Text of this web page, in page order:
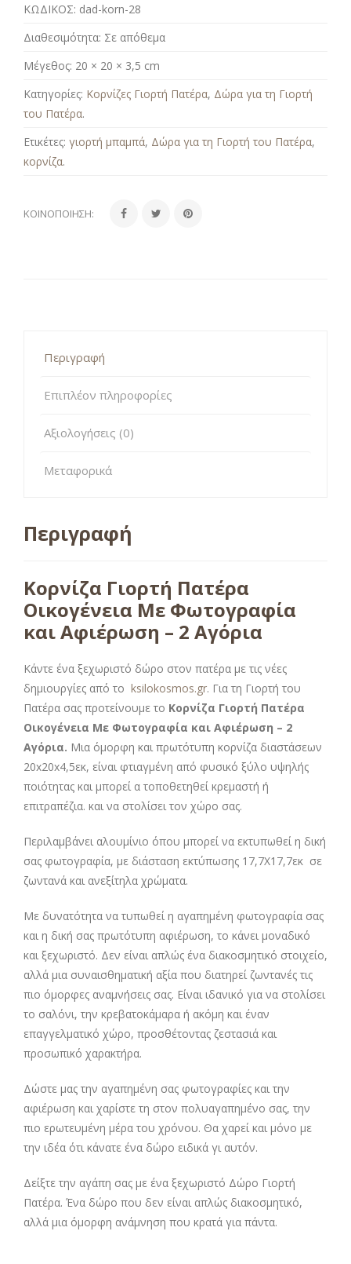
ΚΩΔΙΚΟΣ: dad-korn-28
Διαθεσιμότητα: Σε απόθεμα
Μέγεθος: 20 × 20 × 3,5 cm
Κατηγορίες: Κορνίζες Γιορτή Πατέρα, Δώρα για τη Γιορτή
του Πατέρα.
Ετικέτες: γιορτή μπαμπά, Δώρα για τη Γιορτή του Πατέρα,
κορνίζα.
ΚΟΙΝΟΠΟΊΗΣΗ:
Περιγραφή
Επιπλέον πληροφορίες
Αξιολογήσεις (0)
Μεταφορικά
Περιγραφή
Κορνίζα Γιορτή Πατέρα
Οικογένεια Με Φωτογραφία
και Αφιέρωση – 2 Αγόρια
Κάντε ένα ξεχωριστό δώρο στον πατέρα με τις νέες
δημιουργίες από το ksilokosmos.gr. Για τη Γιορτή του
Πατέρα σας προτείνουμε το Κορνίζα Γιορτή Πατέρα
Οικογένεια Με Φωτογραφία και Αφιέρωση – 2
Αγόρια. Μια όμορφη και πρωτότυπη κορνίζα διαστάσεων
20x20x4,5εκ, είναι φτιαγμένη από φυσικό ξύλο υψηλής
ποιότητας και μπορεί α τοποθετηθεί κρεμαστή ή
επιτραπέζια. και να στολίσει τον χώρο σας.
Περιλαμβάνει αλουμίνιο όπου μπορεί να εκτυπωθεί η δική
σας φωτογραφία, με διάσταση εκτύπωσης 17,7Χ17,7εκ σε
ζωντανά και ανεξίτηλα χρώματα.
Με δυνατότητα να τυπωθεί η αγαπημένη φωτογραφία σας
και η δική σας πρωτότυπη αφιέρωση, το κάνει μοναδικό
και ξεχωριστό. Δεν είναι απλώς ένα διακοσμητικό στοιχείο,
αλλά μια συναισθηματική αξία που διατηρεί ζωντανές τις
πιο όμορφες αναμνήσεις σας. Είναι ιδανικό για να στολίσει
το σαλόνι, την κρεβατοκάμαρα ή ακόμη και έναν
επαγγελματικό χώρο, προσθέτοντας ζεστασιά και
προσωπικό χαρακτήρα.
Δώστε μας την αγαπημένη σας φωτογραφίες και την
αφιέρωση και χαρίστε τη στον πολυαγαπημένο σας, την
πιο ερωτευμένη μέρα του χρόνου. Θα χαρεί και μόνο με
την ιδέα ότι κάνατε ένα δώρο ειδικά γι αυτόν.
Δείξτε την αγάπη σας με ένα ξεχωριστό Δώρο Γιορτή
Πατέρα. Ένα δώρο που δεν είναι απλώς διακοσμητικό,
αλλά μια όμορφη ανάμνηση που κρατά για πάντα.